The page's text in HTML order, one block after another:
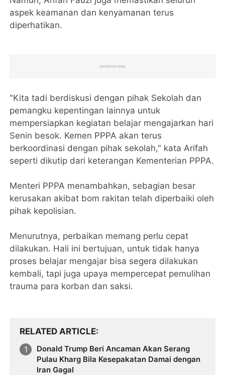
aspek keamanan dan kenyamanan terus
diperhatikan.
"Kita tadi berdiskusi dengan pihak Sekolah dan
pemangku kepentingan lainnya untuk
mempersiapkan kegiatan belajar mengajarkan hari
Senin besok. Kemen PPPA akan terus
berkoordinasi dengan pihak sekolah," kata Arifah
seperti dikutip dari keterangan Kementerian PPPA.
Menteri PPPA menambahkan, sebagian besar
kerusakan akibat bom rakitan telah diperbaiki oleh
pihak kepolisian.
Menurutnya, perbaikan memang perlu cepat
dilakukan. Hali ini bertujuan, untuk tidak hanya
proses belajar mengajar bisa segera dilakukan
kembali, tapi juga upaya mempercepat pemulihan
trauma para korban dan saksi.
RELATED ARTICLE
Donald Trump Beri Ancaman Akan Serang
Pulau Kharg Bila Kesepakatan Damai dengan
Iran Gagal